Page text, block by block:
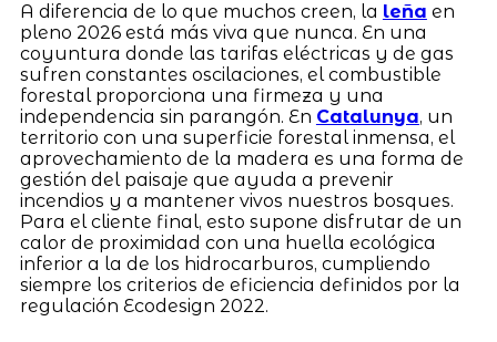
A diferencia de lo que muchos creen, la leña en
pleno 2026 está más viva que nunca. En una
coyuntura donde las tarifas eléctricas y de gas
sufren constantes oscilaciones, el combustible
forestal proporciona una firmeza y una
independencia sin parangón. En Catalunya, un
territorio con una superficie forestal inmensa, el
aprovechamiento de la madera es una forma de
gestión del paisaje que ayuda a prevenir
incendios y a mantener vivos nuestros bosques.
Para el cliente final, esto supone disfrutar de un
calor de proximidad con una huella ecológica
inferior a la de los hidrocarburos, cumpliendo
siempre los criterios de eficiencia definidos por la
regulación Ecodesign 2022.